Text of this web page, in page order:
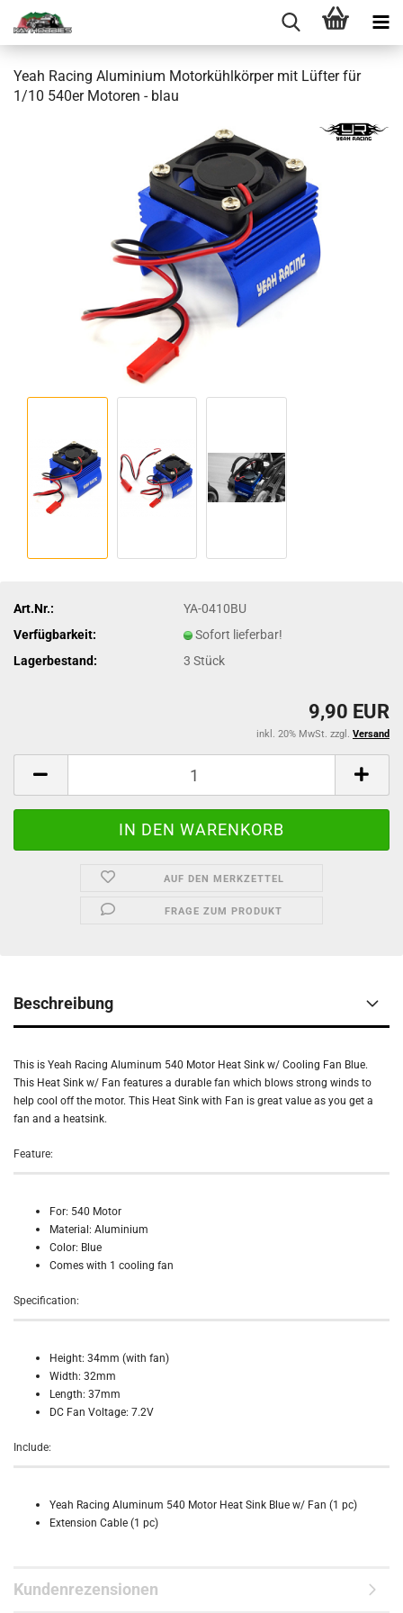
Yeah Racing Aluminium Motorkühlkörper mit Lüfter für
1/10 540er Motoren - blau
Art.Nr.:
YA-0410BU
Verfügbarkeit:
Sofort lieferbar!
Lagerbestand:
3Stück
9,90 EUR
inkl. 20% MwSt. zzgl. Versand
AUF DEN MERKZETTEL
FRAGE ZUM PRODUKT
Beschreibung
This is Yeah Racing Aluminum 540 Motor Heat Sink w/ Cooling Fan Blue.
This Heat Sink w/ Fan features a durable fan which blows strong winds to
help cool off the motor. This Heat Sink with Fan is great value as you get a
fan and a heatsink.
Feature:
For: 540 Motor
Material: Aluminium
Color: Blue
Comes with 1 cooling fan
Specification:
Height: 34mm (with fan)
Width: 32mm
Length: 37mm
DC Fan Voltage: 7.2V
Include:
Yeah Racing Aluminum 540 Motor Heat Sink Blue w/ Fan (1 pc)
Extension Cable (1 pc)
Kundenrezensionen